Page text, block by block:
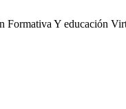
Y educación